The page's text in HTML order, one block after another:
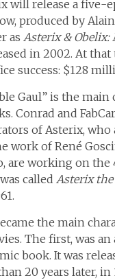
will release a five-
produced by
as Asterix & Obelix:
in 2002. At that
success: $128
Gaul” is the main
Conrad and
of Asterix, who
work of René
are working on the
called Asterix the
the main
The first, was an
book. It was
20 years later, in